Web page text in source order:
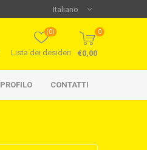
Lista dei desideri
(0) 0
€0,00
PROFILO CONTATTI